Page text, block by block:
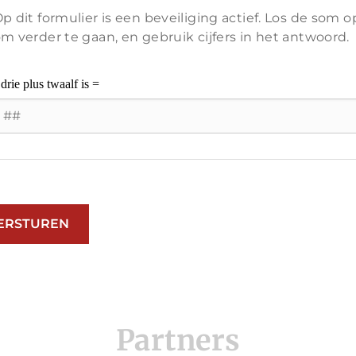
dit formulier is een beveiliging actief. Los de som
verder te gaan, en gebruik cijfers in het antwoord.
Partners